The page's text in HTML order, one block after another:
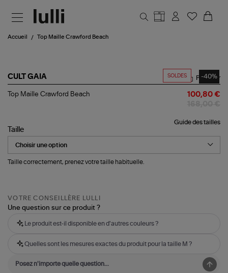
Accueil Top Maille Crawford Beach
SOLDES -40%
CULT GAIA
Top
Partager
Top Maille Crawford Beach 100,80 €
Guide des tailles
Taille
Taille correctement, prenez votre taille habituelle.
VOTRE CONSEILLÈRE LULLI
Une question sur ce produit ?
Le produit est-il disponible en d'autres couleurs ?
Quelles sont les mesures exactes du produit pour la taille M ?